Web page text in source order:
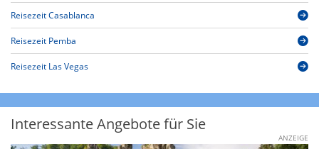
Reisezeit Casablanca
Reisezeit Pemba
Reisezeit Las Vegas
Interessante Angebote für Sie
ANZEIGE